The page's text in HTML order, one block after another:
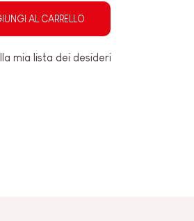
AL CARRELLO
mia lista dei desideri